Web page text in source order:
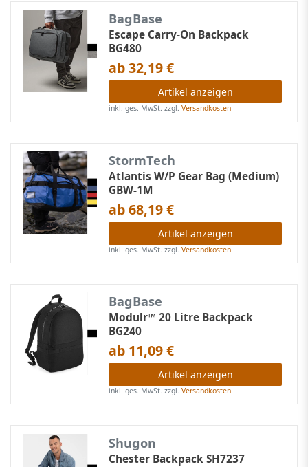
BagBase
Escape Carry-On Backpack
BG480
ab 32,19 €
Artikel anzeigen
inkl. ges. MwSt. zzgl.Versandkosten
StormTech
Atlantis W/P Gear Bag (Medium)
GBW-1M
ab 68,19 €
Artikel anzeigen
inkl. ges. MwSt. zzgl.Versandkosten
BagBase
Modulr™ 20 Litre Backpack
BG240
ab 11,09 €
Artikel anzeigen
inkl. ges. MwSt. zzgl.Versandkosten
Shugon
Chester Backpack SH7237